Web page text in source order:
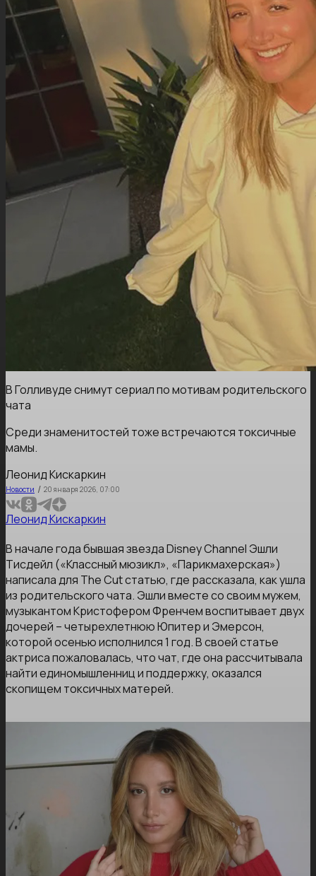
В Голливуде снимут сериал по мотивам родительского
чата
Среди знаменитостей тоже встречаются токсичные
мамы.
Леонид Кискаркин
Новости / 20 января 2026, 07:00
Леонид Кискаркин
В начале года бывшая звезда Disney Channel Эшли
Тисдейл («Классный мюзикл», «Парикмахерская»)
написала для The Cut статью, где рассказала, как ушла
из родительского чата. Эшли вместе со своим мужем,
музыкантом Кристофером Френчем воспитывает двух
дочерей – четырехлетнюю Юпитер и Эмерсон,
которой осенью исполнился 1 год. В своей статье
актриса пожаловалась, что чат, где она рассчитывала
найти единомышленниц и поддержку, оказался
скопищем токсичных матерей.